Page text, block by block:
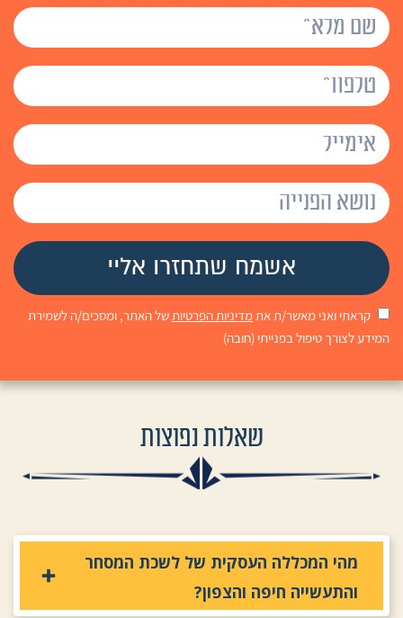
קראתי ואני מאשר/ת אתמדיניות הפרטיותשל האתר, ומסכים/ה לשמירת
המידע לצורך טיפול בפנייתי (חובה)
שאלות נפוצות
מהי המכללה העסקית של לשכת המסחר
והתעשייה חיפה והצפון?